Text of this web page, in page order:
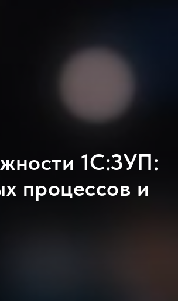
1С:ЗУП:
процессов и